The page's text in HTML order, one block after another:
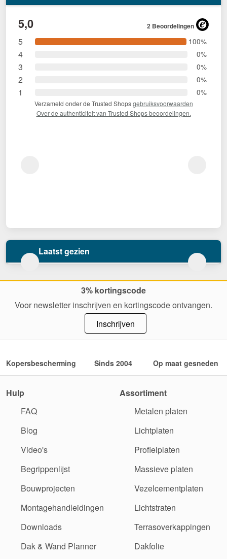
5,0 2 Beoordelingen
5 100%
4 0%
3 0%
2 0%
1 0%
Verzameld onder de Trusted Shopsgebruiksvoorwaarden
Over de authenticiteit van Trusted Shops beoordelingen.
Laatst gezien
3% kortingscode
Voor newsletter inschrijven en kortingscode ontvangen.
Inschrijven
Kopersbescherming Sinds 2004 Op maat gesneden
Hulp
FAQ
Blog
Video's
Begrippenlijst
Bouwprojecten
Montagehandleidingen
Downloads
Dak & Wand Planner
Assortiment
Metalen platen
Lichtplaten
Profielplaten
Massieve platen
Vezelcementplaten
Lichtstraten
Terrasoverkappingen
Dakfolie